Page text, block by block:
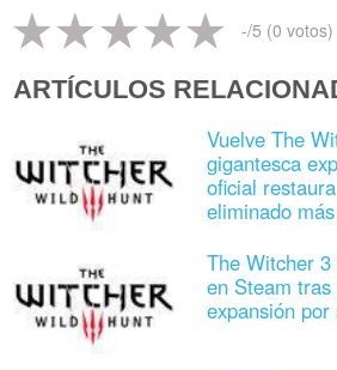
-/5 (0 votos)
ARTÍCULOS
Vuelve The
gigantesca
oficial
eliminado
The Witcher
en Steam
expansión por